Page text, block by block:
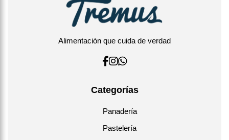
Alimentación que cuida de verdad
Categorías
Panadería
Pastelería